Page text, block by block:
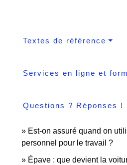
Textes de référence
Services en ligne et
Questions ? Réponses !
Est-on assuré quand on
personnel pour le travail ?
Épave : que devient la